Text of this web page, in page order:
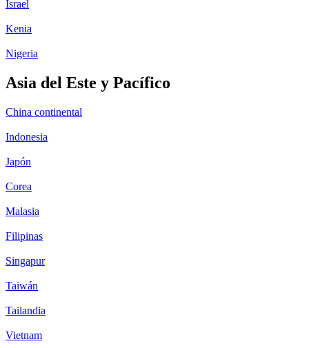
Israel
Kenia
Nigeria
Asia del Este y Pacífico
China continental
Indonesia
Japón
Corea
Malasia
Filipinas
Singapur
Taiwán
Tailandia
Vietnam